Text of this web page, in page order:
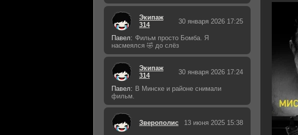
Экипаж
314
30 января 2026 17:25
Павел: Фильм просто Бомба. Я
насмеялся 🤣 до слёз
Экипаж
314
30 января 2026 17:24
Павел: В Минске и районе снимали
фильм.
Зверополис 13 июня 2025 15:38